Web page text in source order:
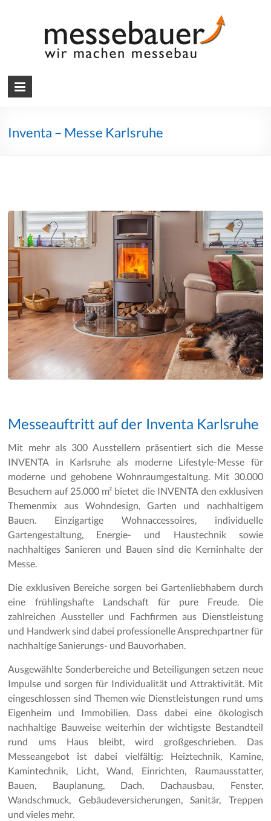
Messebauer
Wir
machen
Inventa – Messe Karlsruhe
Messeauftritt auf der Inventa Karlsruhe
Mit mehr als 300 Ausstellern präsentiert sich die Messe
INVENTA in Karlsruhe als moderne Lifestyle-Messe für
moderne und gehobene Wohnraumgestaltung. Mit 30.000
Besuchern auf 25.000 m² bietet die INVENTA den exklusiven
Themenmix aus Wohndesign, Garten und nachhaltigem
Bauen. Einzigartige Wohnaccessoires, individuelle
Gartengestaltung, Energie- und Haustechnik sowie
nachhaltiges Sanieren und Bauen sind die Kerninhalte der
Messe.
Die exklusiven Bereiche sorgen bei Gartenliebhabern durch
eine frühlingshafte Landschaft für pure Freude. Die
zahlreichen Aussteller und Fachfirmen aus Dienstleistung
und Handwerk sind dabei professionelle Ansprechpartner für
nachhaltige Sanierungs- und Bauvorhaben.
Ausgewählte Sonderbereiche und Beteiligungen setzen neue
Impulse und sorgen für Individualität und Attraktivität. Mit
eingeschlossen sind Themen wie Dienstleistungen rund ums
Eigenheim und Immobilien. Dass dabei eine ökologisch
nachhaltige Bauweise weiterhin der wichtigste Bestandteil
rund ums Haus bleibt, wird großgeschrieben. Das
Messeangebot ist dabei vielfältig: Heiztechnik, Kamine,
Kamintechnik, Licht, Wand, Einrichten, Raumausstatter,
Bauen, Bauplanung, Dach, Dachausbau, Fenster,
Wandschmuck, Gebäudeversicherungen, Sanitär, Treppen
und vieles mehr.